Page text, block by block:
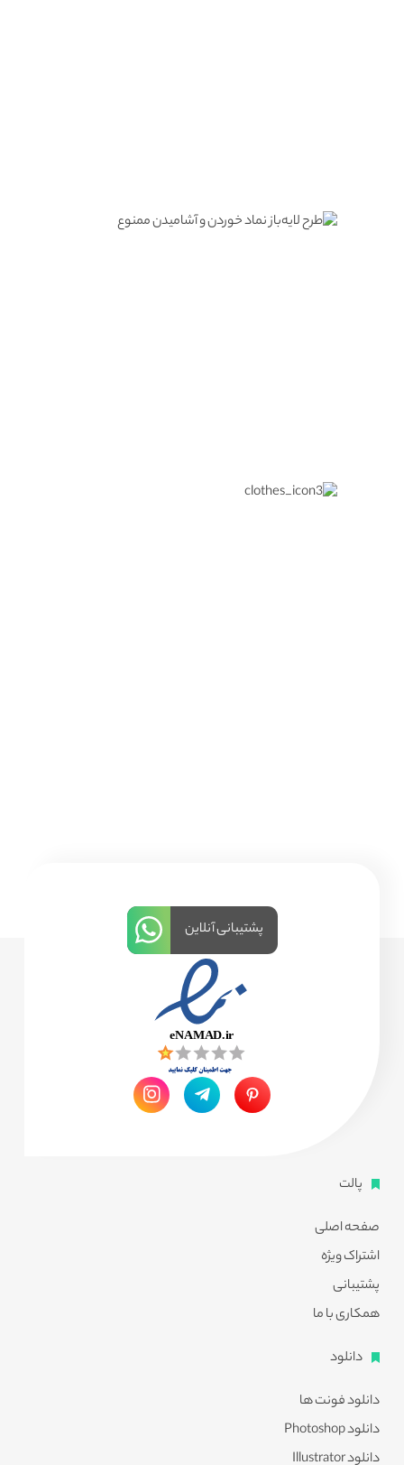
پالت
صفحه اصلی
اشتراک ویژه
پشتیبانی
همکاری با ما
دانلود
دانلود فونت ها
دانلود Photoshop
دانلود Illustrator
پشتیبانی آنلاین